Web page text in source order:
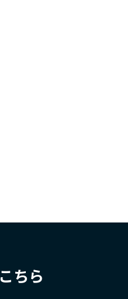
ちら